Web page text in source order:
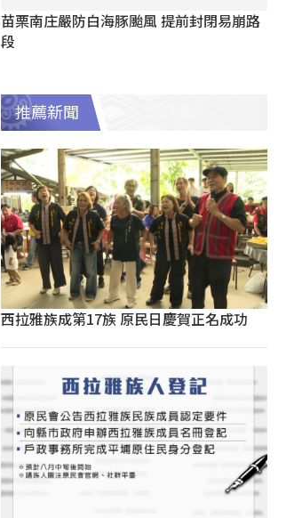
苗栗南庄嚴防白海豚颱風 提前封閉易崩路
段
推薦新聞
西拉雅族成第17族 原民日慶賀正名成功